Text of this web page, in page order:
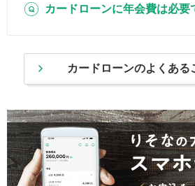
カードローンに年会費は必要
カードローンのよくある